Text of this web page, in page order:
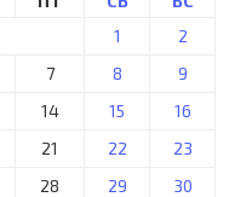
1
2
7 8
9
14 15
16
21 22
23
28 29
30